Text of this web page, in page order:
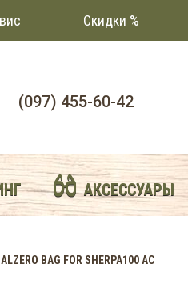
Скидки %
(097) 455-60-42
АКСЕССУАРЫ
BAG FOR SHERPA100 AC